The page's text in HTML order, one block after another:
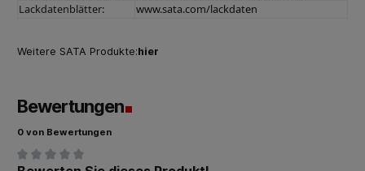
Lackdatenblätter:
www.sata.com/lackdaten
Weitere SATA Produkte:hier
Bewertungen
0 von Bewertungen